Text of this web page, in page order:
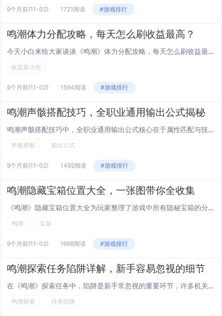
9个月前(11-02) 1721阅读 #游戏排行
鸣潮体力分配攻略，每天怎么刷收益最高？
今天小白来给大家谈谈《鸣潮》体力分配攻略，每天怎么刷收益最高？，以及潮鸣弦是什么技能对应的知识点，希望对大家有所帮助，不...
收益最大化
9个月前(11-02) 1594阅读 #游戏排行
鸣潮声骸搭配技巧，全职业通用输出公式揭秘
鸣潮声骸搭配技巧中，全职业通用输出公式核心在于属性匹配与技能协同，玩家需根据角色职业特性选择主属性为暴击、攻击或元素伤害...
声骸搭配 输出公式
9个月前(11-02) 1492阅读 #游戏排行
鸣潮隐藏宝箱位置大全，一张图带你全收集
《鸣潮》隐藏宝箱位置大全为玩家整理了游戏中所有隐秘宝箱的分布点，通过一张详细地图全面标注了各区域宝箱的具体位置，帮助玩家...
鸣潮 宝箱
9个月前(11-02) 1668阅读 #游戏排行
鸣潮探索任务陷阱详解，新手容易忽视的细节
在《鸣潮》探索任务中，陷阱是新手常忽视的重要环节，许多机关看似普通，实则暗藏杀机，如地面裂缝、异常光影或静止的装置，往往...
鸣潮探索 任务陷阱